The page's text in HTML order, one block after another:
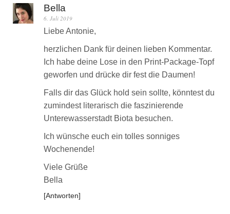
Bella
6. Juli 2019
Liebe Antonie,
herzlichen Dank für deinen lieben Kommentar.
Ich habe deine Lose in den Print-Package-Topf
geworfen und drücke dir fest die Daumen!
Falls dir das Glück hold sein sollte, könntest du
zumindest literarisch die faszinierende
Unterewasserstadt Biota besuchen.
Ich wünsche euch ein tolles sonniges
Wochenende!
Viele Grüße
Bella
Antworten